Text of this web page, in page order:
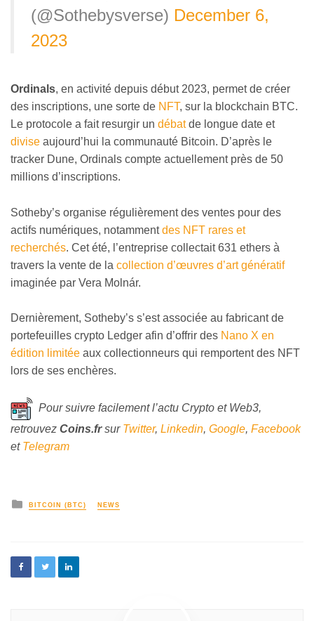
(@Sothebysverse) December 6,
2023
Ordinals, en activité depuis début 2023, permet de créer
des inscriptions, une sorte de NFT, sur la blockchain BTC.
Le protocole a fait resurgir un débatde longue date et
divise aujourd’hui la communauté Bitcoin. D’après le
tracker Dune, Ordinals compte actuellement près de 50
millions d’inscriptions.
Sotheby’s organise régulièrement des ventes pour des
actifs numériques, notammentdes NFT rares et
recherchés. Cet été, l’entreprise collectait 631 ethers à
travers la vente de la collection d’œuvres d’art génératif
imaginée par Vera Molnár.
Dernièrement, Sotheby’s s’est associée au fabricant de
portefeuilles crypto Ledger afin d’offrir des Nano X en
édition limitée aux collectionneurs qui remportent des NFT
lors de ses enchères.
Pour suivre facilement l’actu Crypto et Web3,
retrouvez Coins.frsur Twitter, Linkedin, Google, Facebook
et Telegram
BITCOIN (BTC) NEWS